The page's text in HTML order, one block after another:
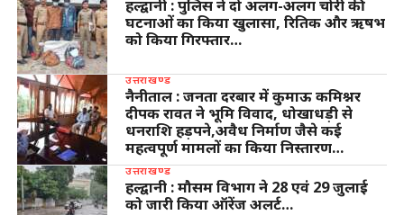
हल्द्वानी : पुलिस ने दो अलग-अलग चोरी की
घटनाओं का किया खुलासा, रितिक और ऋषभ
को किया गिरफ्तार…
उत्तराखण्ड
नैनीताल : जनता दरबार में कुमाऊ कमिश्नर
दीपक रावत ने भूमि विवाद, धोखाधड़ी से
धनराशि हड़पने,अवैध निर्माण जैसे कई
महत्वपूर्ण मामलों का किया निस्तारण…
उत्तराखण्ड
हल्द्वानी : मौसम विभाग ने 28 एवं 29 जुलाई
को जारी किया ऑरेंज अलर्ट…